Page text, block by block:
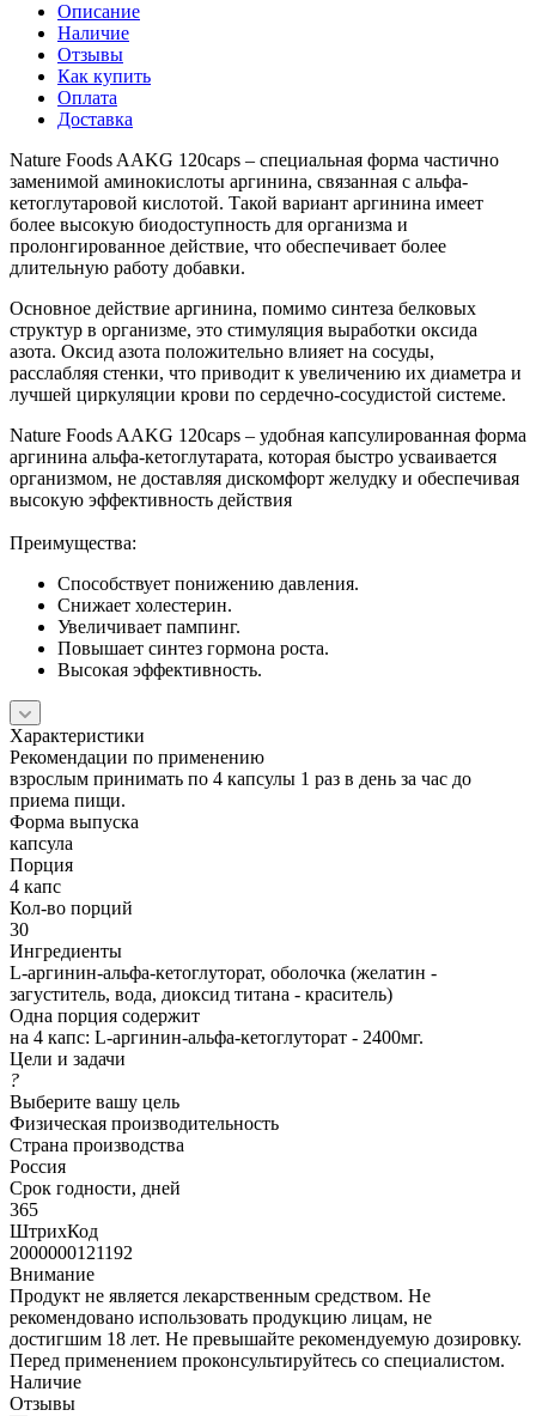
Описание
Наличие
Отзывы
Как купить
Оплата
Доставка
Nature Foods AAKG 120caps – специальная форма частично
заменимой аминокислоты аргинина, связанная с альфа-
кетоглутаровой кислотой. Такой вариант аргинина имеет
более высокую биодоступность для организма и
пролонгированное действие, что обеспечивает более
длительную работу добавки.
Основное действие аргинина, помимо синтеза белковых
структур в организме, это стимуляция выработки оксида
азота. Оксид азота положительно влияет на сосуды,
расслабляя стенки, что приводит к увеличению их диаметра и
лучшей циркуляции крови по сердечно-сосудистой системе.
Nature Foods AAKG 120caps – удобная капсулированная форма
аргинина альфа-кетоглутарата, которая быстро усваивается
организмом, не доставляя дискомфорт желудку и обеспечивая
высокую эффективность действия
Преимущества:
Способствует понижению давления.
Снижает холестерин.
Увеличивает пампинг.
Повышает синтез гормона роста.
Высокая эффективность.
Характеристики
Рекомендации по применению
взрослым принимать по 4 капсулы 1 раз в день за час до
приема пищи.
Форма выпуска
капсула
Порция
4 капс
Кол-во порций
30
Ингредиенты
L-аргинин-альфа-кетоглуторат, оболочка (желатин -
загуститель, вода, диоксид титана - краситель)
Одна порция содержит
на 4 капс: L-аргинин-альфа-кетоглуторат - 2400мг.
Цели и задачи
?
Выберите вашу цель
Физическая производительность
Страна производства
Россия
Срок годности, дней
365
ШтрихКод
2000000121192
Внимание
Продукт не является лекарственным средством. Не
рекомендовано использовать продукцию лицам, не
достигшим 18 лет. Не превышайте рекомендуемую дозировку.
Перед применением проконсультируйтесь со специалистом.
Наличие
Отзывы